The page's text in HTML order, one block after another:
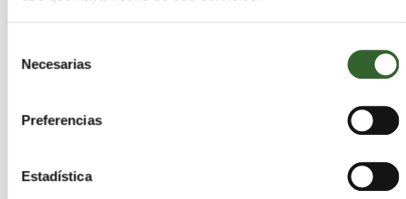
Necesarias
Preferencias
Estadística
Material biodegradable sin persistencia
modelos de economía circular aplicados a
tecnologías de captura de carbono.